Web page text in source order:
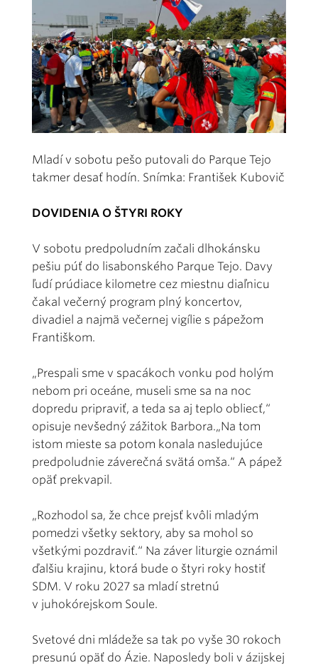
Mladí v sobotu pešo putovali do Parque Tejo
takmer desať hodín. Snímka: František Kubovič
DOVIDENIA O ŠTYRI ROKY
V sobotu predpoludním začali dlhokánsku
pešiu púť do lisabonského Parque Tejo. Davy
ľudí prúdiace kilometre cez miestnu diaľnicu
čakal večerný program plný koncertov,
divadiel a najmä večernej vigílie s pápežom
Františkom.
„Prespali sme v spacákoch vonku pod holým
nebom pri oceáne, museli sme sa na noc
dopredu pripraviť, a teda sa aj teplo obliecť,“
opisuje nevšedný zážitok Barbora.„Na tom
istom mieste sa potom konala nasledujúce
predpoludnie záverečná svätá omša.“ A pápež
opäť prekvapil.
„Rozhodol sa, že chce prejsť kvôli mladým
pomedzi všetky sektory, aby sa mohol so
všetkými pozdraviť.“ Na záver liturgie oznámil
ďalšiu krajinu, ktorá bude o štyri roky hostiť
SDM. V roku 2027 sa mladí stretnú
v juhokórejskom Soule.
Svetové dni mládeže sa tak po vyše 30 rokoch
presunú opäť do Ázie. Naposledy boli v ázijskej